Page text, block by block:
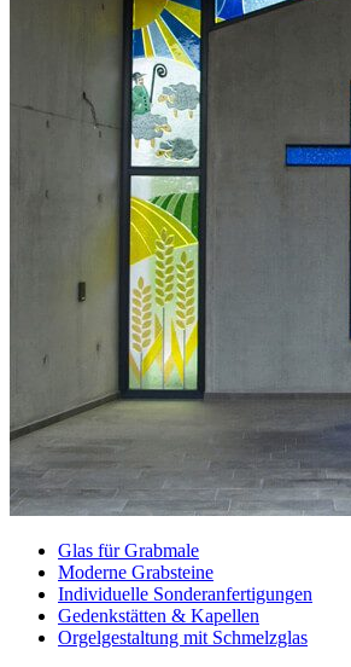
Glas für Grabmale
Moderne Grabsteine
Individuelle Sonderanfertigungen
Gedenkstätten & Kapellen
Orgelgestaltung mit Schmelzglas